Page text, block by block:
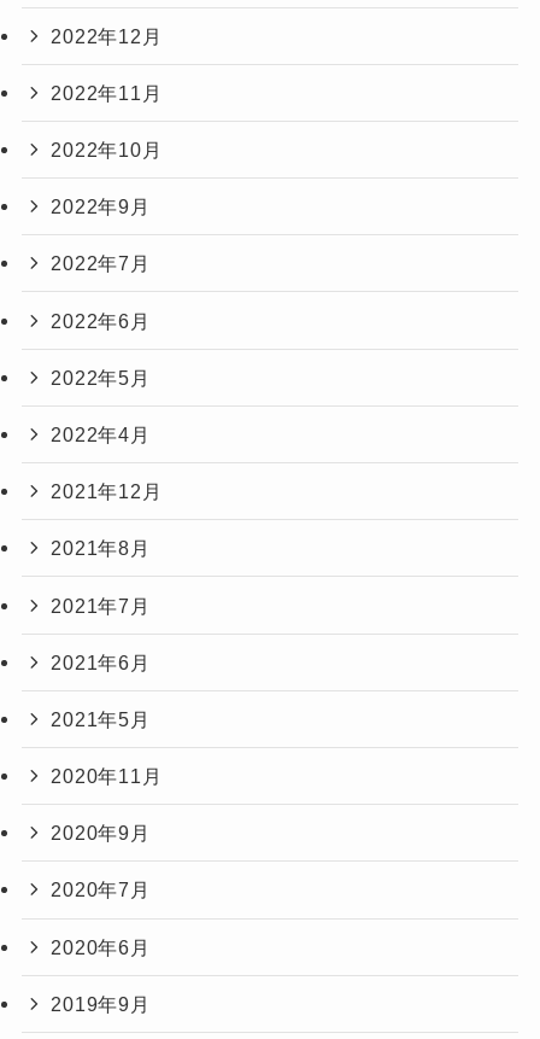
2022年12月
2022年11月
2022年10月
2022年9月
2022年7月
2022年6月
2022年5月
2022年4月
2021年12月
2021年8月
2021年7月
2021年6月
2021年5月
2020年11月
2020年9月
2020年7月
2020年6月
2019年9月